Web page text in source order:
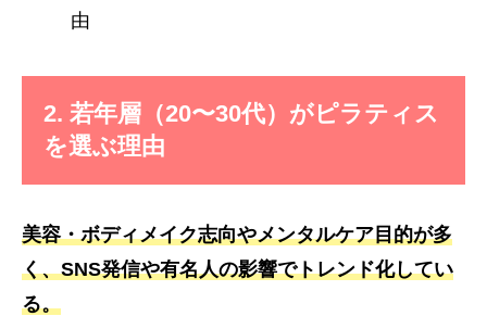
由
2. 若年層（20〜30代）がピラティス
を選ぶ理由
美容・ボディメイク志向やメンタルケア目的が多
く、SNS発信や有名人の影響でトレンド化してい
る。